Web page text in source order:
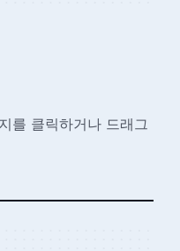
를 클릭하거나 드래그